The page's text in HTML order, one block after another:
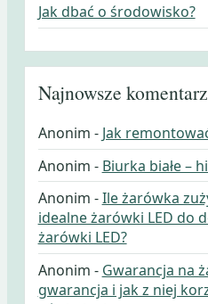
Jak dbać o środowisko?
Najnowsze
Anonim - Jak
Anonim - Biurka białe –
Anonim -Ile żarówka
idealne żarówki LED do
żarówki LED?
Anonim - Gwarancja na
gwarancja i jak z niej